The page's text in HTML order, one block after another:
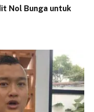
Nol Bunga untuk